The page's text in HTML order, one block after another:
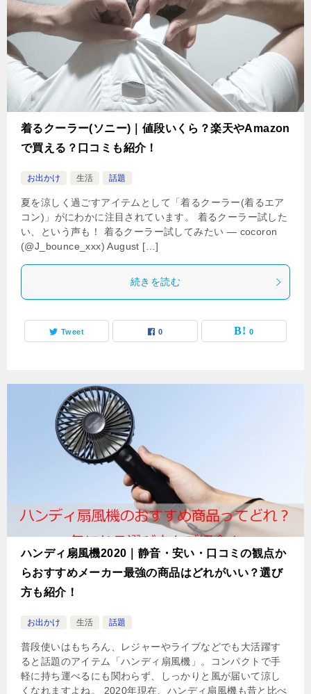
着るクーラー(ソニー)｜値段いくら？楽天やAmazon
で買える？口コミも紹介！
お出かけ 生活 話題
夏を涼しく過ごすアイテムとして「着るクーラー(着るエア
コン)」がにわかに注目されています。 着るクーラー試した
い、という声も！ 着るクーラー試してみたい — cocoron
(@J_bounce_xxx) August […]
続きを読む
Tweet 0 0
ハンディ扇風機2020｜静音・安い・口コミの観点か
らおすすめメーカー最強の商品はどれがいい？選び
方も紹介！
お出かけ 生活 話題
普段使いはもちろん、レジャーやライブなどでも大活躍す
ると話題のアイテム「ハンディ扇風機」。コンパクトで手
軽に持ち運べるにも関わらず、しっかりと風が届いて涼し
くなれますよね。 2020年現在、ハンディ扇風機も昔と比べ